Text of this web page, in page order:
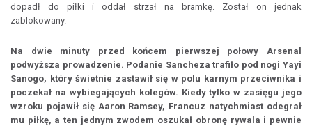
dopadł do piłki i oddał strzał na bramkę. Został on jednak
zablokowany.
Na dwie minuty przed końcem pierwszej połowy Arsenal
podwyższa prowadzenie. Podanie Sancheza trafiło pod nogi Yayi
Sanogo, który świetnie zastawił się w polu karnym przeciwnika i
poczekał na wybiegających kolegów. Kiedy tylko w zasięgu jego
wzroku pojawił się Aaron Ramsey, Francuz natychmiast odegrał
mu piłkę, a ten jednym zwodem oszukał obronę rywala i pewnie